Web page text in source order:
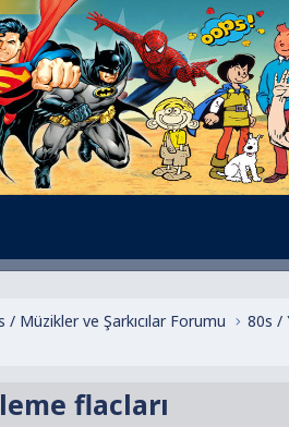
/ Müzikler ve Şarkıcılar Forumu
80s /
flacları